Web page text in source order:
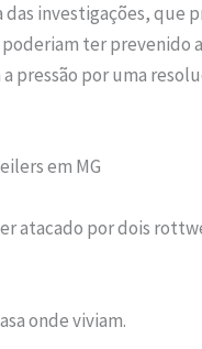
investigações, que
ter prevenido
pressão por uma
em MG
atacado por dois
onde viviam.